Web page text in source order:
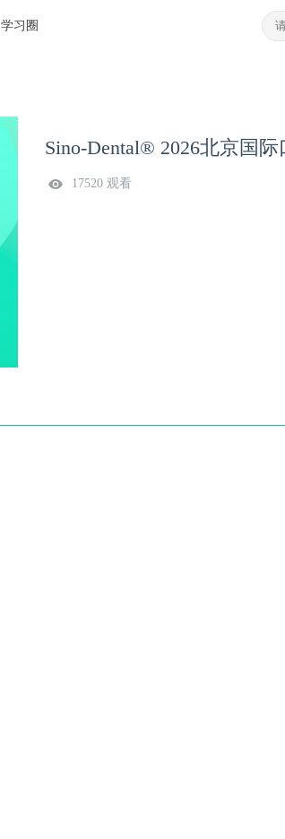
学习圈
Sino-Dental® 2026北京国
17520 观看